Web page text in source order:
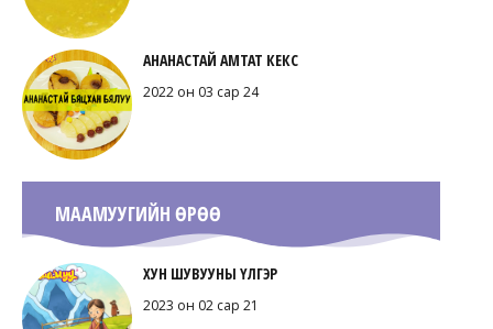
АНАНАСТАЙ АМТАТ КЕКС
2022 он 03 сар 24
МААМУУГИЙН ӨРӨӨ
ХУН ШУВУУНЫ ҮЛГЭР
2023 он 02 сар 21